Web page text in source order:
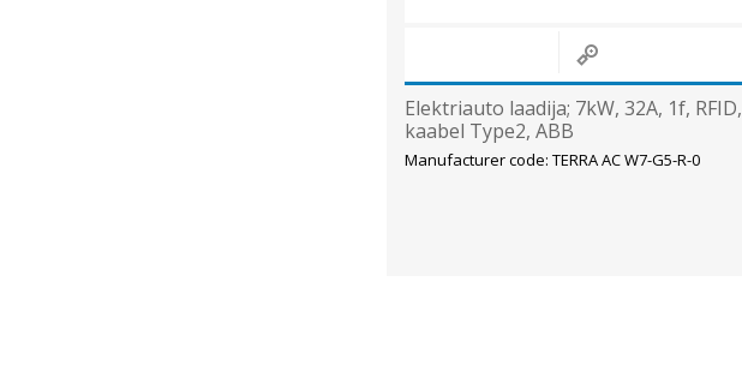
Elektriauto laadija; 7kW, 32A, 1f, RFID,
kaabel Type2, ABB
Manufacturer code: TERRA AC W7-G5-R-0